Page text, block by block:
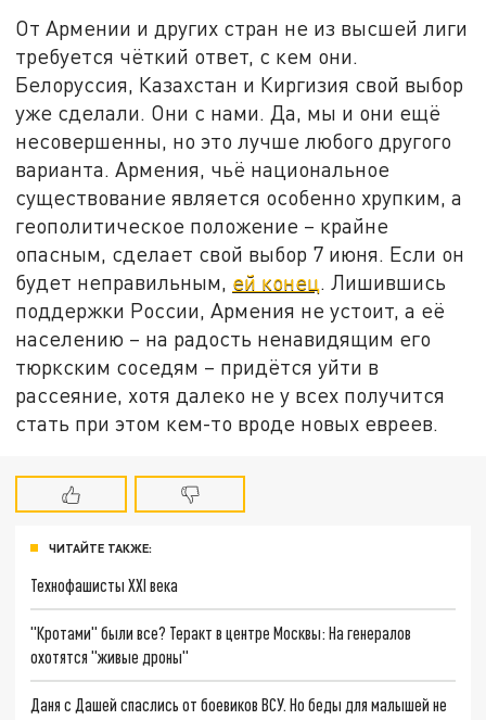
От Армении и других стран не из высшей лиги
требуется чёткий ответ, с кем они.
Белоруссия, Казахстан и Киргизия свой выбор
уже сделали. Они с нами. Да, мы и они ещё
несовершенны, но это лучше любого другого
варианта. Армения, чьё национальное
существование является особенно хрупким, а
геополитическое положение – крайне
опасным, сделает свой выбор 7 июня. Если он
будет неправильным, ей конец. Лишившись
поддержки России, Армения не устоит, а её
населению – на радость ненавидящим его
тюркским соседям – придётся уйти в
рассеяние, хотя далеко не у всех получится
стать при этом кем-то вроде новых евреев.
ЧИТАЙТЕ ТАКЖЕ:
Технофашисты XXI века
"Кротами" были все? Теракт в центре Москвы: На генералов
охотятся "живые дроны"
Даня с Дашей спаслись от боевиков ВСУ. Но беды для малышей не